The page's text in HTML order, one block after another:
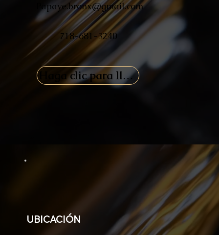
Haga clic para llamarnos
Papaye.bronx@gmail.com
718-681-3240
UBICACIÓN